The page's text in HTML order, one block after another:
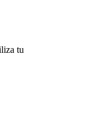
tu